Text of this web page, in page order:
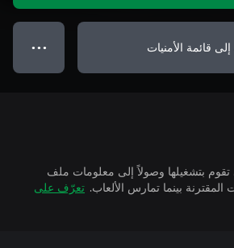
قائمة الأمنيات ● ● ●
تقوم بتشغيلها وصولاً إلى معلومات ملف
تعرّف على